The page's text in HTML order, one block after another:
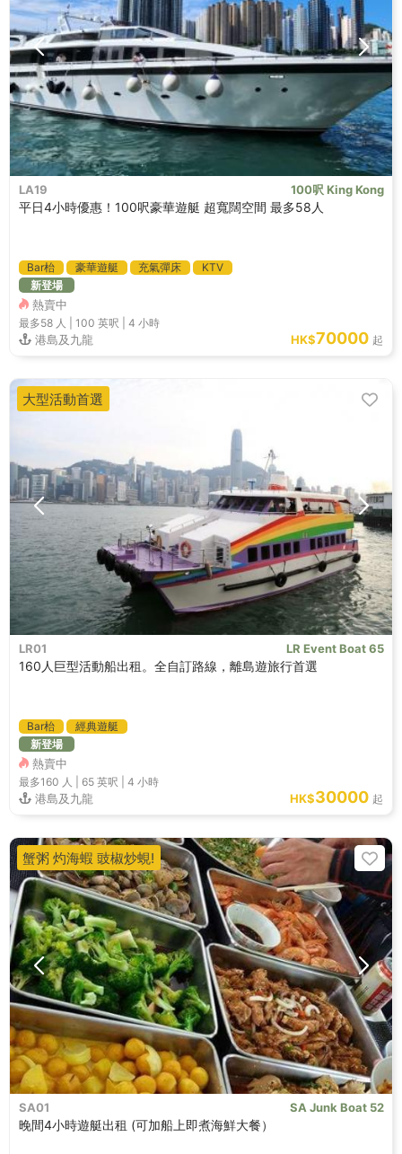
LA19 100呎 King Kong
平日4小時優惠！100呎豪華遊艇 超寬闊空間 最多58人
Bar枱 豪華遊艇 充氣彈床
KTV
新登場
熱賣中
最多58人 | 100 英呎 4 小時
港島及九龍 HK$70000 起
LR01 LR Event Boat 65
160人巨型活動船出租。全自訂路線，離島遊旅行首選
Bar枱
經典遊艇
新登場
熱賣中
最多160 人 | 65 英呎 4 小時
港島及九龍 HK$30000 起
大型活動首選
SA01 SA Junk Boat 52
晚間4小時遊艇出租 (可加船上即煮海鮮大餐）
蟹粥 灼海蝦 豉椒炒蜆!